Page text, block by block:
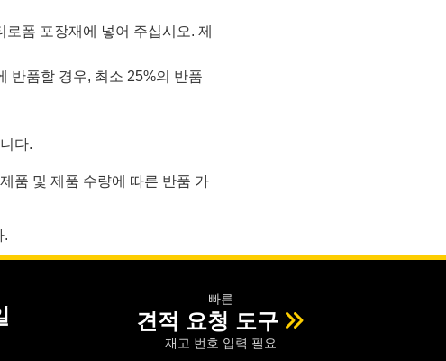
폼 포장재에 넣어 주십시오. 제
반품할 경우, 최소 25%의 반품
다.
품 및 제품 수량에 따른 반품 가
.
빠른
견적 요청 도구
재고 번호 입력 필요